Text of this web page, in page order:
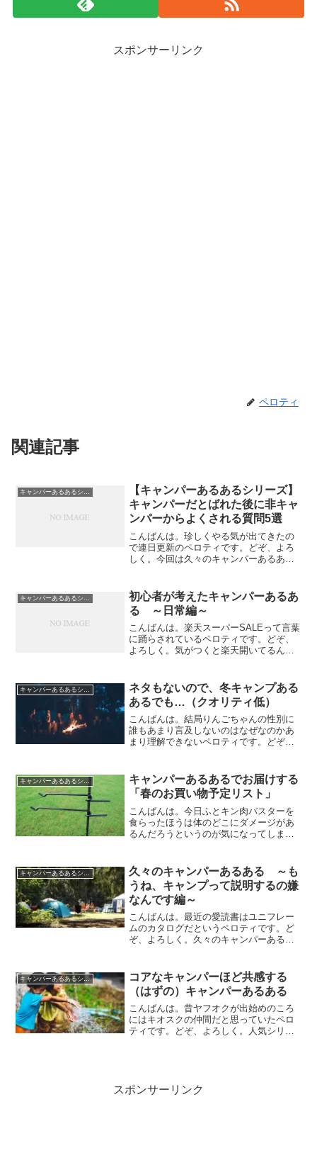
スポンサーリンク
ペロティ
関連記事
キャンパーあるあるシリーズ
【キャンパーあるあるシリーズ】
キャンパーだとばれた後に非キャ
ンパーからよくされる質問5選
こんばんは。珍しくやる気が出てきたの
で連日更新のペロティです。どぞ、よろ
しく。今回は久々のキャンパーあるある
いますけど。今回は、キャンプをしない
方、いわゆる一般の方という...
初心者が考えたキャンパーあるあ
る ～日常編～
こんばんは。楽天スーパーSALEって言葉
に踊らされているペロティです。どぞ、
よろしく。気がつくと楽天開いてるんで
あるあるシリーズ第2弾です。私が勝手に
考えたあるあるなの...
キャンパーあるあるシリーズ
ネタもないので、冬キャンプある
あるでも…（クオリティ低）
こんばんは。結局りんごちゃんの性別に
誰もあまり言及しないのはなぜなのかあ
まり理解できないペロティです。どぞ、
か、我が家は一足早く先週末にクリスマ
スパーティをして、サンタさ...
キャンパーあるあるシリーズ
キャンパーあるあるでお届けする
「春のお買い物予定リスト」
こんばんは。今日ふとキン肉バスターを
食らったほうは体のどこにダメージがあ
るんだろうというのが気になってしまっ
プ行かれている人も多いんでしょうね。
カレンダー通りの休みの...
久々のキャンパーあるある ～も
うね、キャンプって説明するの嫌
なんです編～
こんばんは。最近の愛読書はユニフレー
ムのカタログだというペロティです。ど
ぞ、よろしく。久々のキャンパーあるあ
あるシリーズはこちらからどうぞーえ
え、ご覧の通り毎回微妙な仕...
キャンパーあるあるシリーズ
コアなキャンパーほど共感する
（はずの）キャンパーあるある
こんばんは。昔ヤフオクが出始めのころ
にはキオスクの仲間だと思っていたペロ
ティです。どぞ、よろしく。人気シリー
スポンサーリンク